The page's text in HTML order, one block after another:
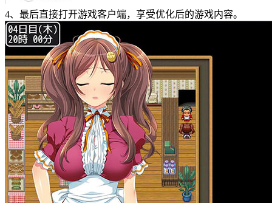
4、最后直接打开游戏客户端，享受优化后的游戏内容。